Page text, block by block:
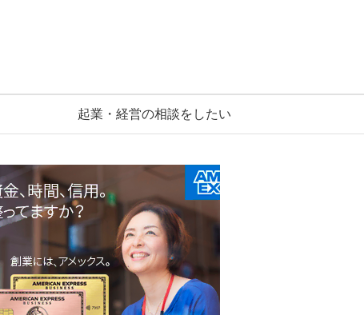
起業・経営の相談をしたい